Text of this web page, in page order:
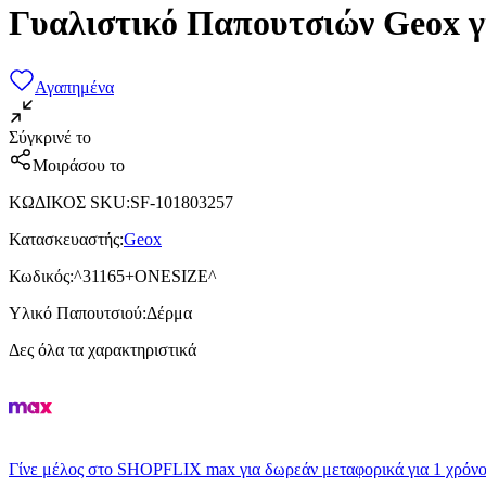
Γυαλιστικό Παπουτσιών Geox
Αγαπημένα
Σύγκρινέ το
Μοιράσου το
ΚΩΔΙΚΟΣ SKU:SF-101803257
Κατασκευαστής:Geox
Κωδικός:^31165+ONESIZE^
Υλικό Παπουτσιού:Δέρμα
Δες όλα τα χαρακτηριστικά
Γίνε μέλος στο SHOPFLIX max για δωρεάν μεταφορικά για 1